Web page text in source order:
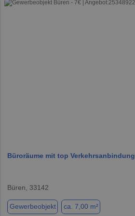
Büroräume mit top Verkehrsanbindung
Büren, 33142
Gewerbeobjekt ca. 7,00 m²